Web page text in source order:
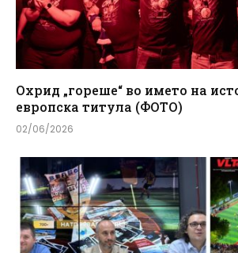
Охрид „гореше“ во името на
европска титула (ФОТО)
02/06/2026